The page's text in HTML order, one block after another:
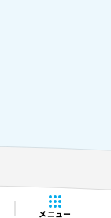
メニュー